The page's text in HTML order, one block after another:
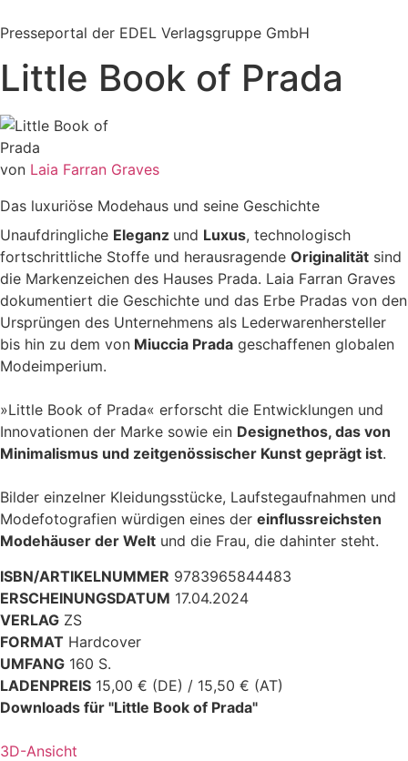
Inhalt
Presseportal der EDEL Verlagsgruppe GmbH
Little Book of Prada
von Laia Farran Graves
Das luxuriöse Modehaus und seine Geschichte
Unaufdringliche Eleganz und Luxus, technologisch
fortschrittliche Stoffe und herausragende Originalität sind
die Markenzeichen des Hauses Prada. Laia Farran Graves
dokumentiert die Geschichte und das Erbe Pradas von den
Ursprüngen des Unternehmens als Lederwarenhersteller
bis hin zu dem von Miuccia Prada geschaffenen globalen
Modeimperium.
»Little Book of Prada« erforscht die Entwicklungen und
Innovationen der Marke sowie ein Designethos, das von
Minimalismus und zeitgenössischer Kunst geprägt ist.
Bilder einzelner Kleidungsstücke, Laufstegaufnahmen und
Modefotografien würdigen eines der einflussreichsten
Modehäuser der Welt und die Frau, die dahinter steht.
ISBN/ARTIKELNUMMER 9783965844483
ERSCHEINUNGSDATUM 17.04.2024
VERLAG ZS
FORMAT Hardcover
UMFANG 160 S.
LADENPREIS 15,00 € (DE) / 15,50 € (AT)
Downloads für "Little Book of Prada"
3D-Ansicht